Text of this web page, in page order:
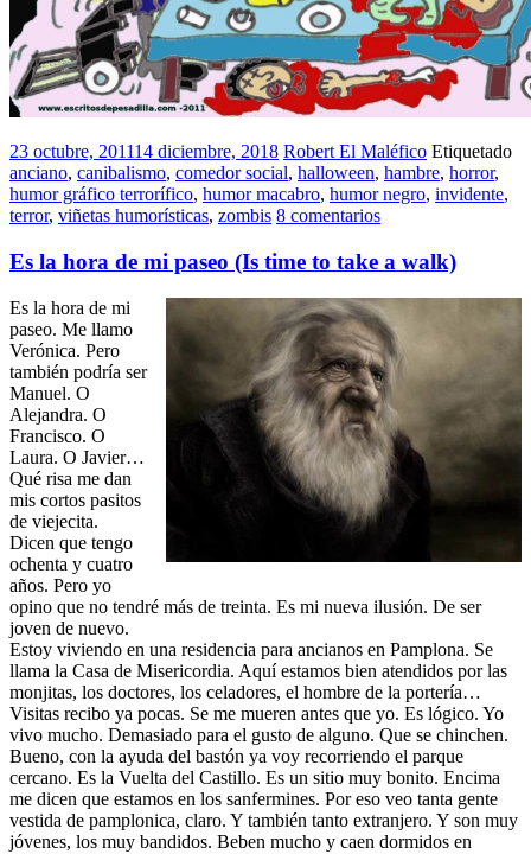
23 octubre, 201114 diciembre, 2018 Robert El Maléfico Etiquetado
anciano, canibalismo, comedor social, halloween, hambre, horror,
humor gráfico terrorífico, humor macabro, humor negro, invidente,
terror, viñetas humorísticas, zombis 8 comentarios
Es la hora de mi paseo (Is time to take a walk)
Es la hora de mi
paseo. Me llamo
Verónica. Pero
también podría ser
Manuel. O
Alejandra. O
Francisco. O
Laura. O Javier…
Qué risa me dan
mis cortos pasitos
de viejecita.
Dicen que tengo
ochenta y cuatro
años. Pero yo
opino que no tendré más de treinta. Es mi nueva ilusión. De ser
joven de nuevo.
Estoy viviendo en una residencia para ancianos en Pamplona. Se
llama la Casa de Misericordia. Aquí estamos bien atendidos por las
monjitas, los doctores, los celadores, el hombre de la portería…
Visitas recibo ya pocas. Se me mueren antes que yo. Es lógico. Yo
vivo mucho. Demasiado para el gusto de alguno. Que se chinchen.
Bueno, con la ayuda del bastón ya voy recorriendo el parque
cercano. Es la Vuelta del Castillo. Es un sitio muy bonito. Encima
me dicen que estamos en los sanfermines. Por eso veo tanta gente
vestida de pamplonica, claro. Y también tanto extranjero. Y son muy
jóvenes, los muy bandidos. Beben mucho y caen dormidos en